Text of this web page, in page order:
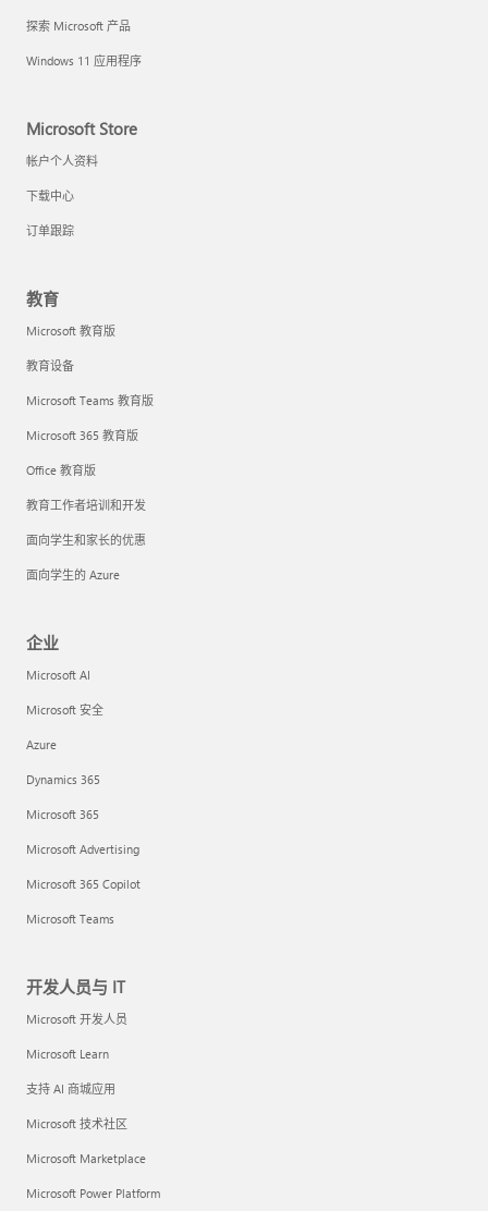
探索 Microsoft 产品
Windows 11 应用程序
Microsoft Store
帐户个人资料
下载中心
订单跟踪
教育
Microsoft 教育版
教育设备
Microsoft Teams 教育版
Microsoft 365 教育版
Office 教育版
教育工作者培训和开发
面向学生和家长的优惠
面向学生的 Azure
企业
Microsoft AI
Microsoft 安全
Azure
Dynamics 365
Microsoft 365
Microsoft Advertising
Microsoft 365 Copilot
Microsoft Teams
开发人员与 IT
Microsoft 开发人员
Microsoft Learn
支持 AI 商城应用
Microsoft 技术社区
Microsoft Marketplace
Microsoft Power Platform